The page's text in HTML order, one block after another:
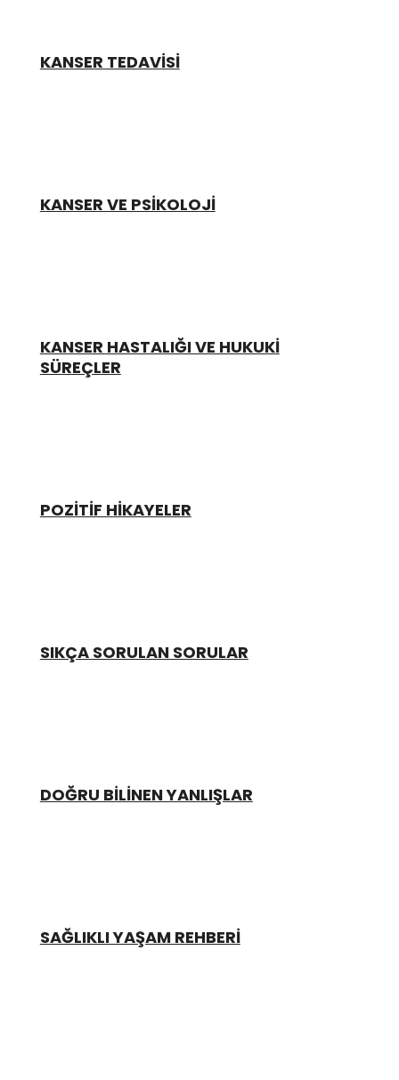
KANSER TEDAVİSİ
KANSER VE PSİKOLOJİ
KANSER HASTALIĞI VE HUKUKİ
SÜREÇLER
POZİTİF HİKAYELER
SIKÇA SORULAN SORULAR
DOĞRU BİLİNEN YANLIŞLAR
SAĞLIKLI YAŞAM REHBERİ